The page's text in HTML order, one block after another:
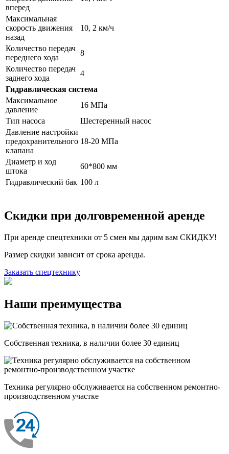
вперед
Максимальная
скорость движения
назад
10, 2 км/ч
Количество передач
переднего хода
8
Количество передач
заднего хода
4
Гидравлическая система
Максимальное
давление
16 МПа
Тип насоса
Шестеренный насос
Давление настройки
предохранительного
клапана
18-20 МПа
Диаметр и ход
штока
60*800 мм
Гидравлический бак 100 л
Скидки при долговременной аренде
При аренде спецтехники от 5 смен мы дарим вам СКИДКУ!
Размер скидки зависит от срока аренды.
Заказать спецтехнику
Наши преимущества
Собственная техника, в наличии более 30 единиц
Техника регулярно обслуживается на собственном ремонтно-
производственном участке